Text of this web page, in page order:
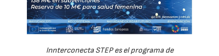
Innterconecta STEP es el programa de